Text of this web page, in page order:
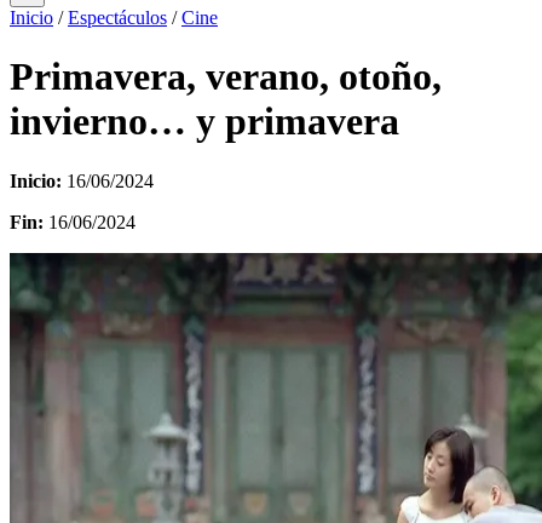
Inicio /Espectáculos /Cine
Primavera, verano, otoño,
invierno… y primavera
Inicio: 16/06/2024
Fin: 16/06/2024